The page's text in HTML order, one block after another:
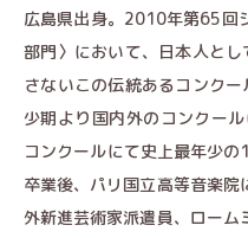
広島県出身。2010年第65回
部門〉において、日本人と
さないこの伝統あるコンク
少期より国内外のコンクー
コンクールにて史上最年少
卒業後、パリ国立高等音楽
外新進芸術家派遣員、ローム